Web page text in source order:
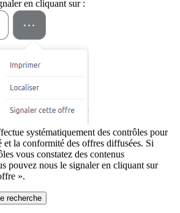
en cliquant sur :
systématiquement des contrôles pour
la conformité des offres diffusées. Si
vous constatez des contenus
pouvez nous le signaler en cliquant sur
».
recherche